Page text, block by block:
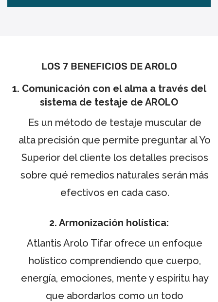
LOS 7 BENEFICIOS DE AROLO
1. Comunicación con el alma a través del
sistema de testaje de AROLO
Es un método de testaje muscular de
alta precisión que permite preguntar al Yo
Superior del cliente los detalles precisos
sobre qué remedios naturales serán más
efectivos en cada caso.
2. Armonización holística:
Atlantis Arolo Tifar ofrece un enfoque
holístico comprendiendo que cuerpo,
energía, emociones, mente y espíritu hay
que abordarlos como un todo